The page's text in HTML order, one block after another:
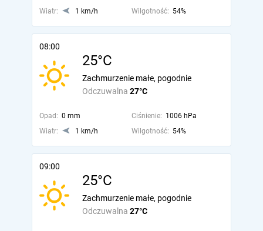
Wiatr: 1 km/h Wilgotność: 54%
08:00
25°C
Odczuwalna 27°C
Zachmurzenie małe, pogodnie
Opad: 0 mm Ciśnienie: 1006 hPa
Wiatr:
1 km/h Wilgotność: 54%
09:00
25°C
Odczuwalna 27°C
Zachmurzenie małe, pogodnie